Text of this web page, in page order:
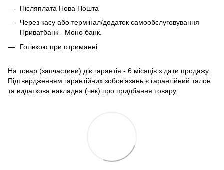
Післяплата Нова Пошта
Через касу або термінал/додаток самообслуговування
Приватбанк - Моно банк.
Готівкою при отриманні.
На товар (запчастини) діє гарантія - 6 місяців з дати продажу.
Підтвердженням гарантійних зобов’язань є гарантійний талон
та видаткова накладна (чек) про придбання товару.